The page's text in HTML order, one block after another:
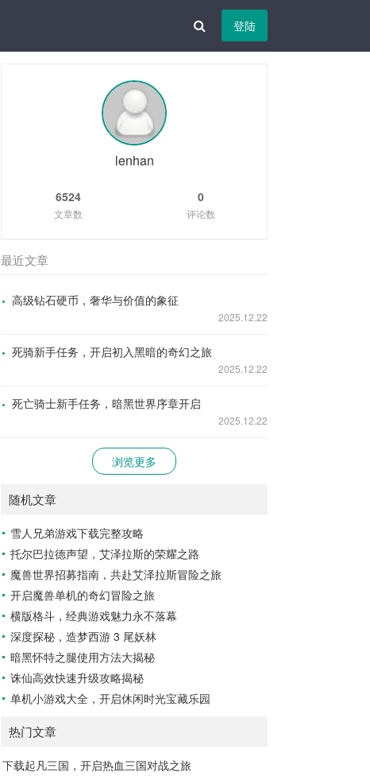
登陆
lenhan
6524
文章数
0
评论数
最近文章
高级钻石硬币，奢华与价值的象征
2025.12.22
死骑新手任务，开启初入黑暗的奇幻之旅
2025.12.22
死亡骑士新手任务，暗黑世界序章开启
2025.12.22
浏览更多
随机文章
雪人兄弟游戏下载完整攻略
托尔巴拉德声望，艾泽拉斯的荣耀之路
魔兽世界招募指南，共赴艾泽拉斯冒险之旅
开启魔兽单机的奇幻冒险之旅
横版格斗，经典游戏魅力永不落幕
深度探秘，造梦西游 3 尾妖林
暗黑怀特之腿使用方法大揭秘
诛仙高效快速升级攻略揭秘
单机小游戏大全，开启休闲时光宝藏乐园
热门文章
下载起凡三国，开启热血三国对战之旅